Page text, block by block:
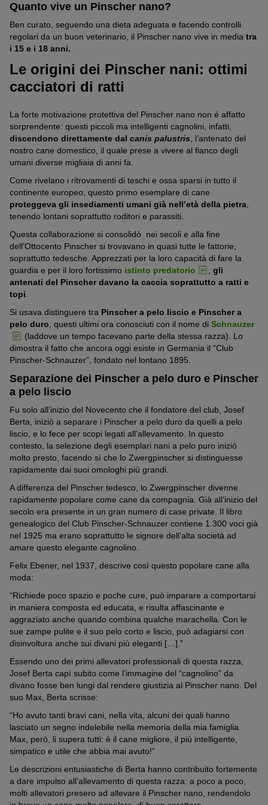
Forse l’unica cosa che accomuna tutti i Pinscher è la
particolarmente sottili, sono a rischio congelamento. Se vivi in
zone fredde o stai pensando ad una vacanza in montagna, è
meglio acquistare al tuo Pinscher nano un
che lo tenga al caldo.
Quanto vive un Pinscher nano?
Ben curato, seguendo una dieta adeguata e facendo controlli
regolari da un buon veterinario, il Pinscher nano vive in media tra
i 15 e i 18 anni.
Le origini dei Pinscher nani: ottimi
cacciatori di ratti
La forte motivazione protettiva del Pinscher nano non è affatto
sorprendente: questi piccoli ma intelligenti cagnolini, infatti,
discendono direttamente dal canis palustris , l’antenato del
nostro cane domestico, il quale prese a vivere al fianco degli
umani diverse migliaia di anni fa.
Come rivelano i ritrovamenti di teschi e ossa sparsi in tutto il
continente europeo, questo primo esemplare di cane
proteggeva gli insediamenti umani già nell’età della pietra
tenendo lontani soprattutto roditori e parassiti.
Questa collaborazione si consolidò nei secoli e alla fine
dell’Ottocento Pinscher si trovavano in quasi tutte le fattorie,
soprattutto tedesche. Apprezzati per la loro capacità di fare la
guardia e per il loro fortissimo istinto predatorio
gli
antenati del Pinscher davano la caccia soprattutto a ratti e
topi
Si usava distinguere tra Pinscher a pelo liscio e Pinscher a
pelo duro , questi ultimi ora conosciuti con il nome di Schnauzer
(laddove un tempo facevano parte della stessa razza). Lo
dimostra il fatto che ancora oggi esiste in Germania il “Club
Pinscher-Schnauzer”, fondato nel lontano 1895.
Separazione dei Pinscher a pelo duro e Pinscher
a pelo liscio
Fu solo all’inizio del Novecento che il fondatore del club, Josef
Berta, iniziò a separare i Pinscher a pelo duro da quelli a pelo
liscio, e lo fece per scopi legati all’allevamento. In questo
contesto, la selezione degli esemplari nani a pelo puro iniziò
molto presto, facendo sì che lo Zwergpinscher si distinguesse
rapidamente dai suoi omologhi più grandi.
A differenza del Pinscher tedesco, lo Zwergpinscher divenne
rapidamente popolare come cane da compagnia. Già all’inizio del
secolo era presente in un gran numero di case private. Il libro
genealogico del Club Pinscher-Schnauzer contiene 1.300 voci già
nel 1925 ma erano soprattutto le signore dell’alta società ad
amare questo elegante cagnolino.
Felix Ebener, nel 1937, descrive così questo popolare cane alla
moda:
“Richiede poco spazio e poche cure, può imparare a comportarsi
in maniera composta ed educata, e risulta affascinante e
aggraziato anche quando combina qualche marachella. Con le
sue zampe pulite e il suo pelo corto e liscio, può adagiarsi con
disinvoltura anche sui divani più eleganti […].”
Essendo uno dei primi allevatori professionali di questa razza,
Josef Berta capì subito come l’immagine del “cagnolino” da
divano fosse ben lungi dal rendere giustizia al Pinscher nano. Del
suo Max, Berta scrisse:
“Ho avuto tanti bravi cani, nella vita, alcuni dei quali hanno
lasciato un segno indelebile nella memoria della mia famiglia.
Max, però, li supera tutti: è il cane migliore, il più intelligente,
simpatico e utile che abbia mai avuto!”
Le descrizioni entusiastiche di Berta hanno contribuito fortemente
a dare impulso all’allevamento di questa razza: a poco a poco,
molti allevatori presero ad allevare il Pinscher nano, rendendolo